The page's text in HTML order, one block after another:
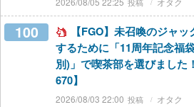
100
【FGO】未召喚のジャ
するために「11周年記念福
別)」で喫茶部を選びました
670】
2026/08/03 22:00 オタク